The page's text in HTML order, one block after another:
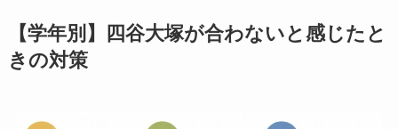
【学年別】四谷大塚が合わないと感じたと
きの対策